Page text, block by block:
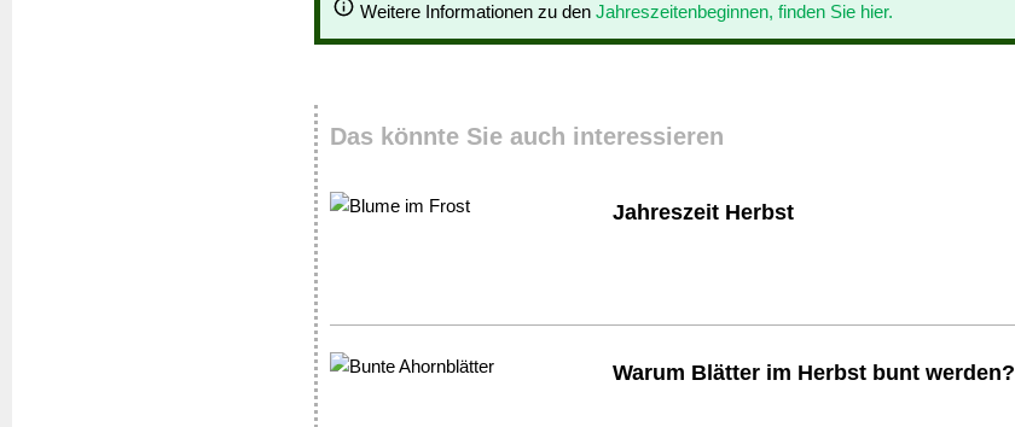
Weitere Informationen zu den Jahreszeitenbeginnen, finden Sie hier.
Das könnte Sie auch interessieren
Jahreszeit Herbst
Warum Blätter im Herbst bunt werden?